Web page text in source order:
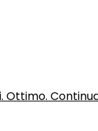
Ottimo.